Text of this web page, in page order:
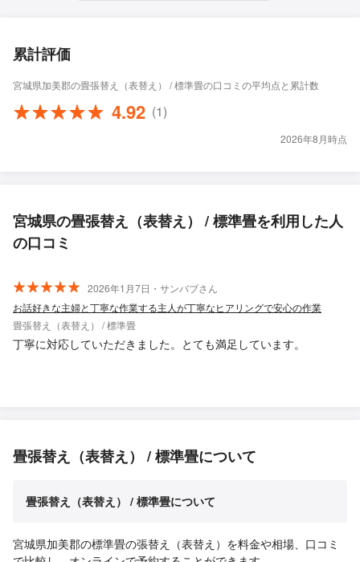
累計評価
宮城県加美郡の畳張替え（表替え） / 標準畳の口コミの平均点と累計数
4.92 (1)
2026年8月時点
宮城県の畳張替え（表替え） / 標準畳を利用した人
の口コミ
2026年1月7日・サンバブさん
お話好きな主婦と丁寧な作業する主人が丁寧なヒアリングで安心の作業
畳張替え（表替え） / 標準畳
丁寧に対応していただきました。とても満足しています。
畳張替え（表替え） / 標準畳について
畳張替え（表替え） / 標準畳について
宮城県加美郡の標準畳の張替え（表替え）を料金や相場、口コミ